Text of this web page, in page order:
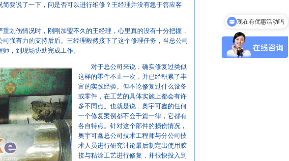
要说了一下，问是否可以进行维修？王经理并没有急于答应客
划伤情况时，刚刚加盟不久的王经理，心里真的没有十分把握，
强有力的支持后盾。王经理毅然接下了这个修理任务，当总公司
，到现场协助完成工作。
对于总公司来说，确实修复过类似
这样的零件不止一次，并已经积累了丰
富的实践经验。但不论修复过什么设备
或零件，在工艺的具体实施上都会有许
多不同点。也就是说，奥宇可鑫的任何
一个修复案例都不会千篇一律，它都有
各自特点。针对这个部件的损伤情况，
奥宇可鑫总公司技术工程师与分公司技
术人员进行研究讨论最后制定出使用胶
接与粘涂工艺进行修复，并很快投入到
现在有优惠活动吗